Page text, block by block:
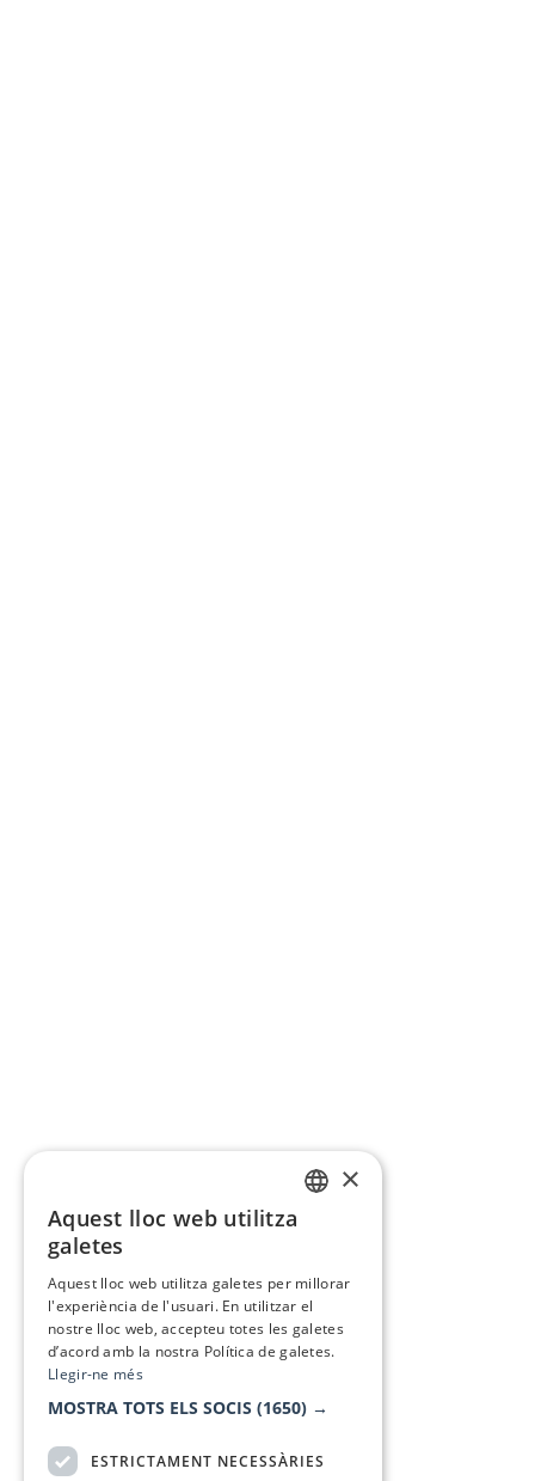
×
Aquest lloc web utilitza
galetes
Aquest lloc web utilitza galetes per millorar
l'experiència de l'usuari. En utilitzar el
nostre lloc web, accepteu totes les galetes
d’acord amb la nostra Política de galetes.
Llegir-ne més
MOSTRA TOTS ELS SOCIS (1650) →
ESTRICTAMENT NECESSÀRIES